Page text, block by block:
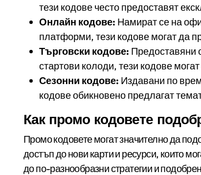
тези кодове често предоставят
Онлайн кодове: Намират се на
платформи, тези кодове могат да
Търговски кодове: Предоставяни
стартови колоди, тези кодове
Сезонни кодове: Издавани по
кодове обикновено предлагат
Как промо кодовете
Промо кодовете могат значително да
достъп до нови карти и ресурси, които
до по-разнообразни стратегии и